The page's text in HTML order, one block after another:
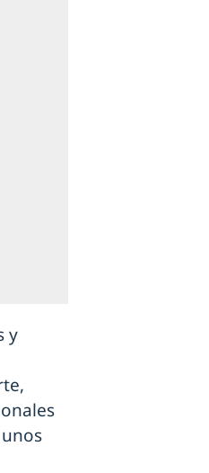
y